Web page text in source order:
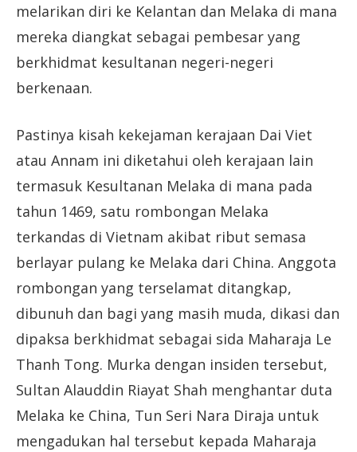
melarikan diri ke Kelantan dan Melaka di mana
mereka diangkat sebagai pembesar yang
berkhidmat kesultanan negeri-negeri
berkenaan.
Pastinya kisah kekejaman kerajaan Dai Viet
atau Annam ini diketahui oleh kerajaan lain
termasuk Kesultanan Melaka di mana pada
tahun 1469, satu rombongan Melaka
terkandas di Vietnam akibat ribut semasa
berlayar pulang ke Melaka dari China. Anggota
rombongan yang terselamat ditangkap,
dibunuh dan bagi yang masih muda, dikasi dan
dipaksa berkhidmat sebagai sida Maharaja Le
Thanh Tong. Murka dengan insiden tersebut,
Sultan Alauddin Riayat Shah menghantar duta
Melaka ke China, Tun Seri Nara Diraja untuk
mengadukan hal tersebut kepada Maharaja